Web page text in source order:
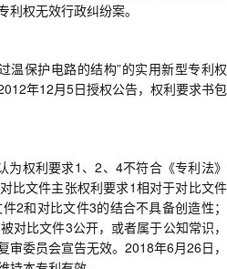
利权无效行政纠纷案。
温保护电路的结构”的实用新型专利权
年12月5日授权公告， 权利要求书包
为权利要求1、2、4不符合《专利法》
比文件主张权利要求1相对于对比文件
2和对比文件3的结合不具备创造性；
对比文件3公开，或者属于公知常识，
审委员会宣告无效。 2018年6月26日，